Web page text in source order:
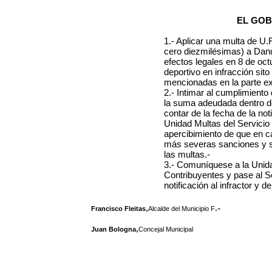
EL
1.- Aplicar una multa de
cero diezmilésimas) a
efectos legales en 8 de
deportivo en infracción
mencionadas en la parte
2.- Intimar al
la suma adeudada dentro
contar de la fecha de la
Unidad Multas del
apercibimiento de que en
más severas sanciones y
las multas.-
3.- Comuníquese a la
Contribuyentes y pase al
notificación al infractor y
Francisco Fleitas,Alcalde del Municipio F.-
Juan Bologna,Concejal Municipal